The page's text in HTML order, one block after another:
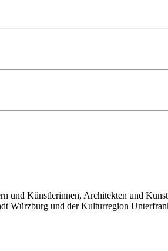
und Künstlerinnen, Architekten und
Würzburg und der Kulturregion